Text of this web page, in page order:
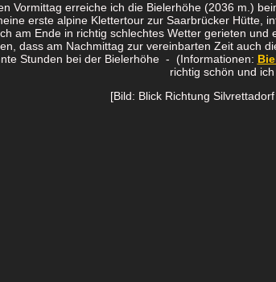
Vormittag erreiche ich die Bielerhöhe (2036 m.)
erste alpine Klettertour zur Saarbrücker Hütte,
am Ende in richtig schlechtes Wetter gerieten
dass am Nachmittag zur vereinbarten Zeit auch
Stunden bei der Bielerhöhe - (Informationen:
richtig schön und
[Bild: Blick Richtung